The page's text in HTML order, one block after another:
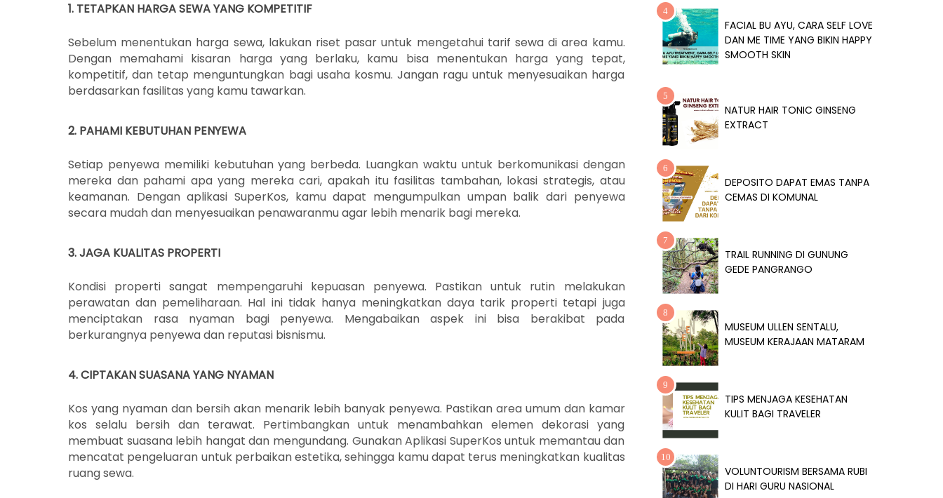
1. TETAPKAN HARGA SEWA YANG KOMPETITIF
Sebelum menentukan harga sewa, lakukan riset pasar untuk mengetahui tarif sewa di area kamu.
Dengan memahami kisaran harga yang berlaku, kamu bisa menentukan harga yang tepat,
kompetitif, dan tetap menguntungkan bagi usaha kosmu. Jangan ragu untuk menyesuaikan harga
berdasarkan fasilitas yang kamu tawarkan.
2. PAHAMI KEBUTUHAN PENYEWA
Setiap penyewa memiliki kebutuhan yang berbeda. Luangkan waktu untuk berkomunikasi dengan
mereka dan pahami apa yang mereka cari, apakah itu fasilitas tambahan, lokasi strategis, atau
keamanan. Dengan aplikasi SuperKos, kamu dapat mengumpulkan umpan balik dari penyewa
secara mudah dan menyesuaikan penawaranmu agar lebih menarik bagi mereka.
3. JAGA KUALITAS PROPERTI
Kondisi properti sangat mempengaruhi kepuasan penyewa. Pastikan untuk rutin melakukan
perawatan dan pemeliharaan. Hal ini tidak hanya meningkatkan daya tarik properti tetapi juga
menciptakan rasa nyaman bagi penyewa. Mengabaikan aspek ini bisa berakibat pada
berkurangnya penyewa dan reputasi bisnismu.
4. CIPTAKAN SUASANA YANG NYAMAN
Kos yang nyaman dan bersih akan menarik lebih banyak penyewa. Pastikan area umum dan kamar
kos selalu bersih dan terawat. Pertimbangkan untuk menambahkan elemen dekorasi yang
membuat suasana lebih hangat dan mengundang. Gunakan Aplikasi SuperKos untuk memantau dan
mencatat pengeluaran untuk perbaikan estetika, sehingga kamu dapat terus meningkatkan kualitas
ruang sewa.
FACIAL BU AYU, CARA SELF LOVE
DAN ME TIME YANG BIKIN HAPPY
SMOOTH SKIN
NATUR HAIR TONIC GINSENG
EXTRACT
DEPOSITO DAPAT EMAS TANPA
CEMAS DI KOMUNAL
TRAIL RUNNING DI GUNUNG
GEDE PANGRANGO
MUSEUM ULLEN SENTALU,
MUSEUM KERAJAAN MATARAM
TIPS MENJAGA KESEHATAN
KULIT BAGI TRAVELER
VOLUNTOURISM BERSAMA RUBI
DI HARI GURU NASIONAL